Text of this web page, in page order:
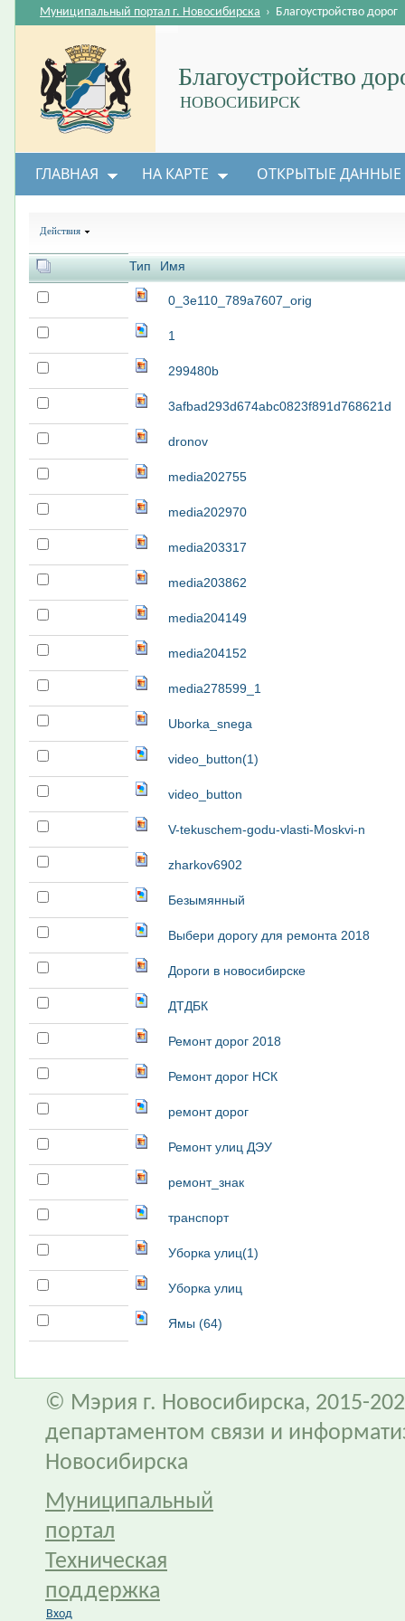
Благоустройство
НОВОСИБИРСК
Муниципальный портал г. Новосибирска › Благоустройство дорог
ГЛАВНАЯ НА КАРТЕ ОТКРЫТЫЕ ДАННЫЕ
Действия
Тип Имя
0_3e110_789a7607_orig
1
299480b
3afbad293d674abc0823f891d768621d
dronov
media202755
media202970
media203317
media203862
media204149
media204152
media278599_1
Uborka_snega
video_button(1)
video_button
V-tekuschem-godu-vlasti-Moskvi-n
zharkov6902
Безымянный
Выбери дорогу для ремонта 2018
Дороги в новосибирске
ДТДБК
Ремонт дорог 2018
Ремонт дорог НСК
ремонт дорог
Ремонт улиц ДЭУ
ремонт_знак
транспорт
Уборка улиц(1)
Уборка улиц
Ямы (64)
© Мэрия г. Новосибирска, 2015-
департаментом связи и
Новосибирска
Муниципальный
портал
Техническая
поддержка
Вход